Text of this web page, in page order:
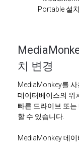
Portable 설
치 변경
MediaMonkey를
데이터베이스의 위
빠른 드라이브 또
할 수 있습니다.
MediaMonkey 데